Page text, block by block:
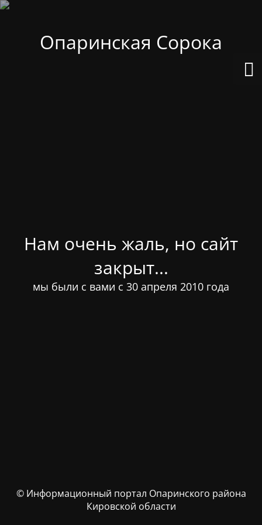
Опаринская Сорока
Нам очень жаль, но сайт
закрыт...
мы были с вами с 30 апреля 2010 года
© Информационный портал Опаринского района
Кировской области